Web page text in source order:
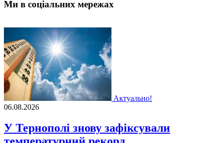
Ми в соціальних мережах
Актуально!
06.08.2026
У Тернополі знову зафіксували